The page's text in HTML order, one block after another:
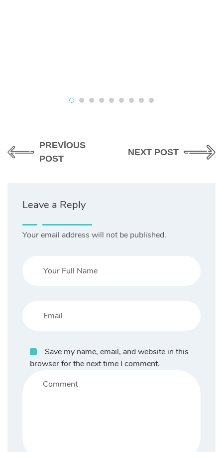
PREVIOUS
POST
NEXT POST
Leave a Reply
Your email address will not be published.
Save my name, email, and website in this
browser for the next time I comment.